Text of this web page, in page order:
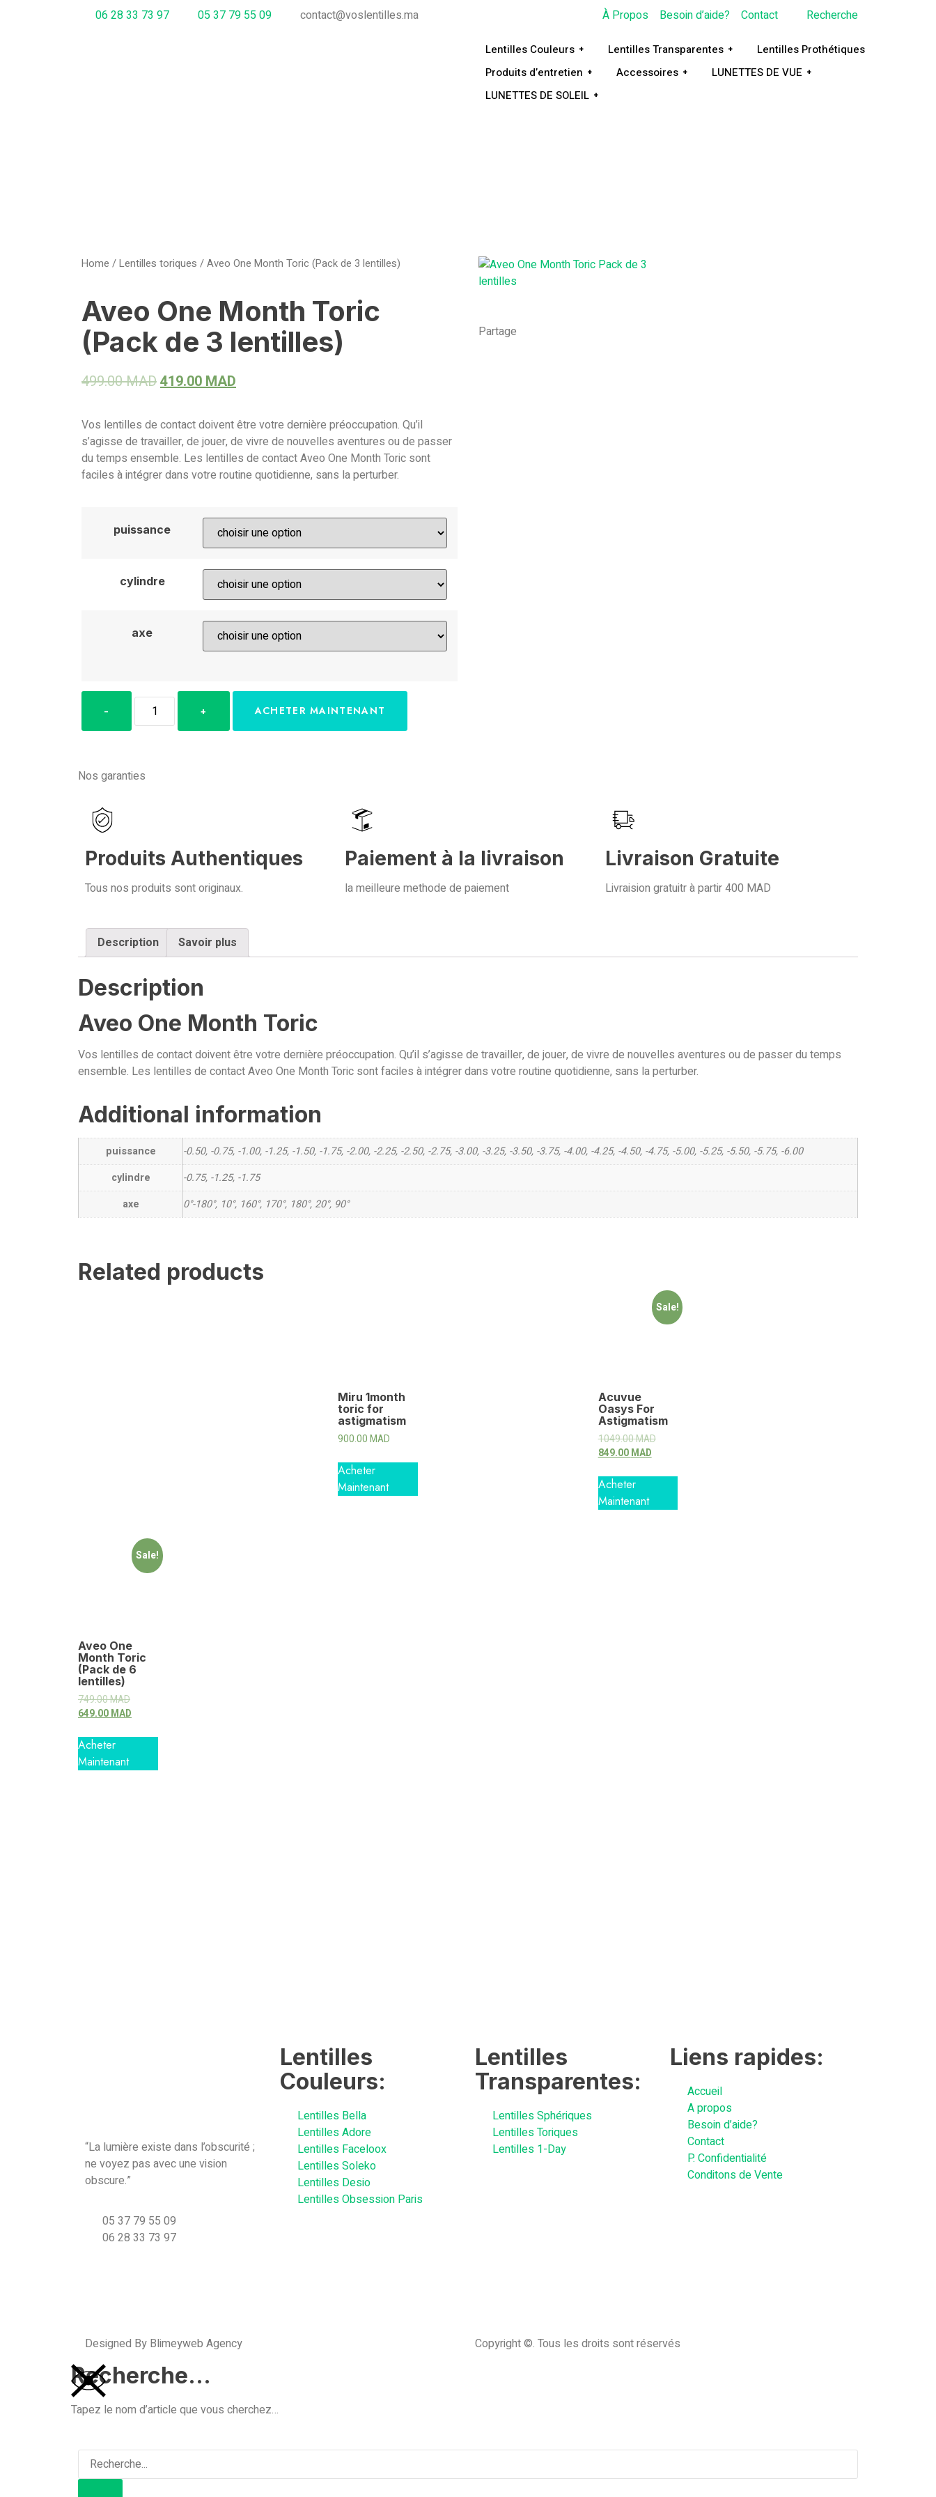
06 28 33 73 97 05 37 79 55 09 contact@voslentilles.ma À Propos Besoin d’aide? Contact Recherche
Lentilles Couleurs Lentilles Transparentes
Lentilles Prothétiques
Produits d’entretien
Accessoires
LUNETTES DE VUE
LUNETTES DE SOLEIL
Home /Lentilles toriques / Aveo One Month Toric (Pack de 3 lentilles)
Aveo One Month Toric
(Pack de 3 lentilles)
499.00MAD419.00MAD
Vos lentilles de contact doivent être votre dernière préoccupation. Qu’il
s’agisse de travailler, de jouer, de vivre de nouvelles aventures ou de passer
du temps ensemble. Les lentilles de contact Aveo One Month Toric sont
faciles à intégrer dans votre routine quotidienne, sans la perturber.
puissance
cylindre
axe
ACHETER MAINTENANT
Partage
Nos garanties
Produits Authentiques
Tous nos produits sont originaux.
Paiement à la livraison
la meilleure methode de paiement
Livraison Gratuite
Livraision gratuitr à partir 400 MAD
Description Savoir plus
Description
Aveo One Month Toric
Vos lentilles de contact doivent être votre dernière préoccupation. Qu’il s’agisse de travailler, de jouer, de vivre de nouvelles aventures ou de passer du temps
ensemble. Les lentilles de contact Aveo One Month Toric sont faciles à intégrer dans votre routine quotidienne, sans la perturber.
Additional information
puissance
-0.50, -0.75, -1.00, -1.25, -1.50, -1.75, -2.00, -2.25, -2.50, -2.75, -3.00, -3.25, -3.50, -3.75, -4.00, -4.25, -4.50, -4.75, -5.00, -5.25, -5.50, -5.75, -6.00
cylindre
-0.75, -1.25, -1.75
axe
0°-180°, 10°, 160°, 170°, 180°, 20°, 90°
Related products
Miru 1month
toric for
astigmatism
900.00MAD
Acheter
Maintenant
Sale!
Acuvue
Oasys For
Astigmatism
1049.00MAD
849.00MAD
Acheter
Maintenant
Sale!
Aveo One
Month Toric
(Pack de 6
lentilles)
749.00MAD
649.00 MAD
Acheter
Maintenant
“La lumière existe dans l’obscurité ;
ne voyez pas avec une vision
obscure.”
05 37 79 55 09
06 28 33 73 97
Lentilles
Couleurs:
Lentilles Bella
Lentilles Adore
Lentilles Faceloox
Lentilles Soleko
Lentilles Desio
Lentilles Obsession Paris
Lentilles
Transparentes:
Lentilles Sphériques
Lentilles Toriques
Lentilles 1-Day
Liens rapides:
Accueil
A propos
Besoin d’aide?
Contact
P. Confidentialité
Conditons de Vente
Designed By Blimeyweb Agency Copyright ©. Tous les droits sont réservés
Recherche...
Tapez le nom d’article que vous cherchez…